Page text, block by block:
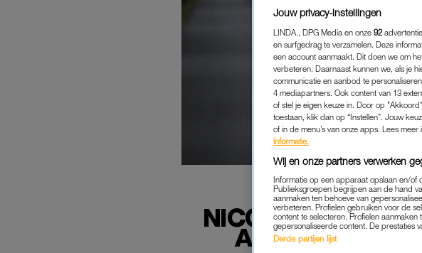
NICOL KREMERS
ANGST: 'WIL
Jouw privacy-instellingen
LINDA., DPG Media en onze 92
en surfgedrag te verzamelen. Deze
een account aanmaakt. Dit doen we om
verbeteren. Daarnaast kunnen we, als je
communicatie en aanbod te
4 mediapartners. Ook content van 13
of stel je eigen keuze in. Door op
toestaan, klik dan op “Instellen”. Jouw
of in de menu’s van onze apps. Lees
informatie.
Wij en onze partners verwerken
Informatie op een apparaat opslaan en/of
Publieksgroepen begrijpen aan de hand
aanmaken ten behoeve van
verbeteren. Profielen gebruiken voor de
content te selecteren. Profielen
gepersonaliseerde content. De prestaties
Derde partijen lijst